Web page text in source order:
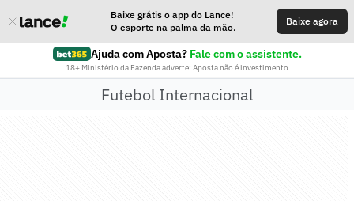
Baixe grátis o app do Lance!
O esporte na palma da mão.
Baixe agora
Ajuda com Aposta? Fale com o assistente.
18+ Ministério da Fazenda adverte: Aposta não é investimento
Futebol Internacional